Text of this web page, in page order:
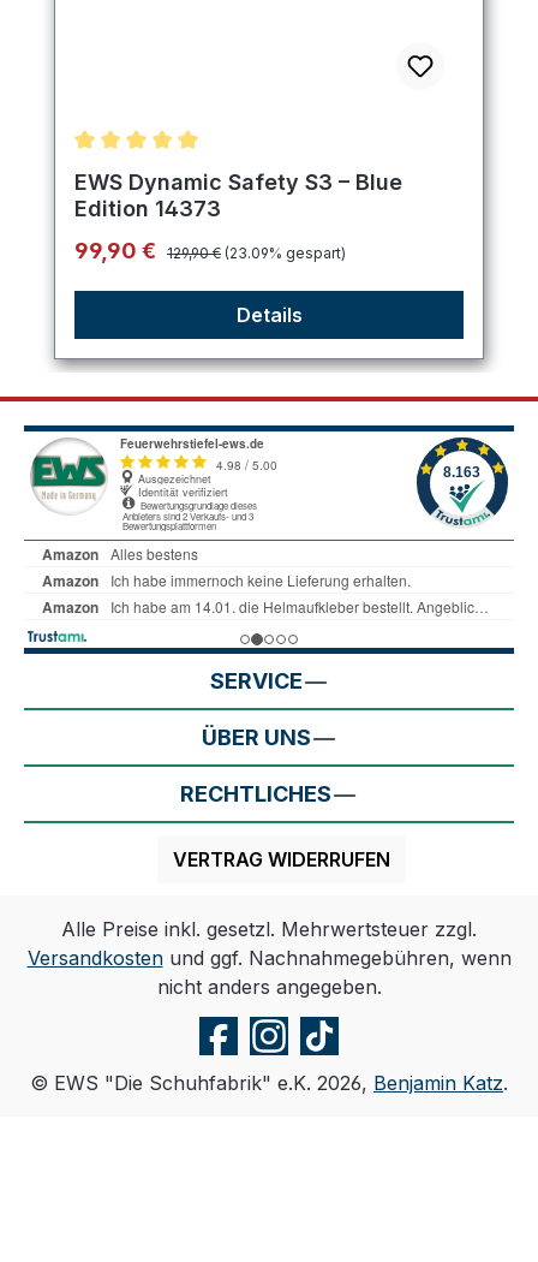
Durchschnittliche Bewertung von 5 von 5 Sternen
EWS Dynamic Safety S3 – Blue
Edition 14373
Verkaufspreis:
99,90 € Regulärer Preis:
129,90 € (23.09% gespart)
Details
SERVICE
ÜBER UNS
RECHTLICHES
VERTRAG WIDERRUFEN
Alle Preise inkl. gesetzl. Mehrwertsteuer zzgl.
Versandkostenund ggf. Nachnahmegebühren, wenn
nicht anders angegeben.
© EWS "Die Schuhfabrik" e.K. 2026, Benjamin Katz.